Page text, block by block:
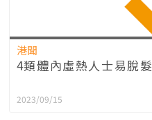
港聞
4類體內虛熱人士易脫髮
2023/09/15